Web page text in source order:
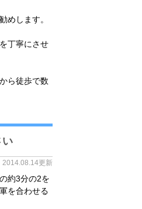
めします。
丁寧にさせ
ら徒歩で数
い
2014.08.14更新
約3分の2を
を合わせる